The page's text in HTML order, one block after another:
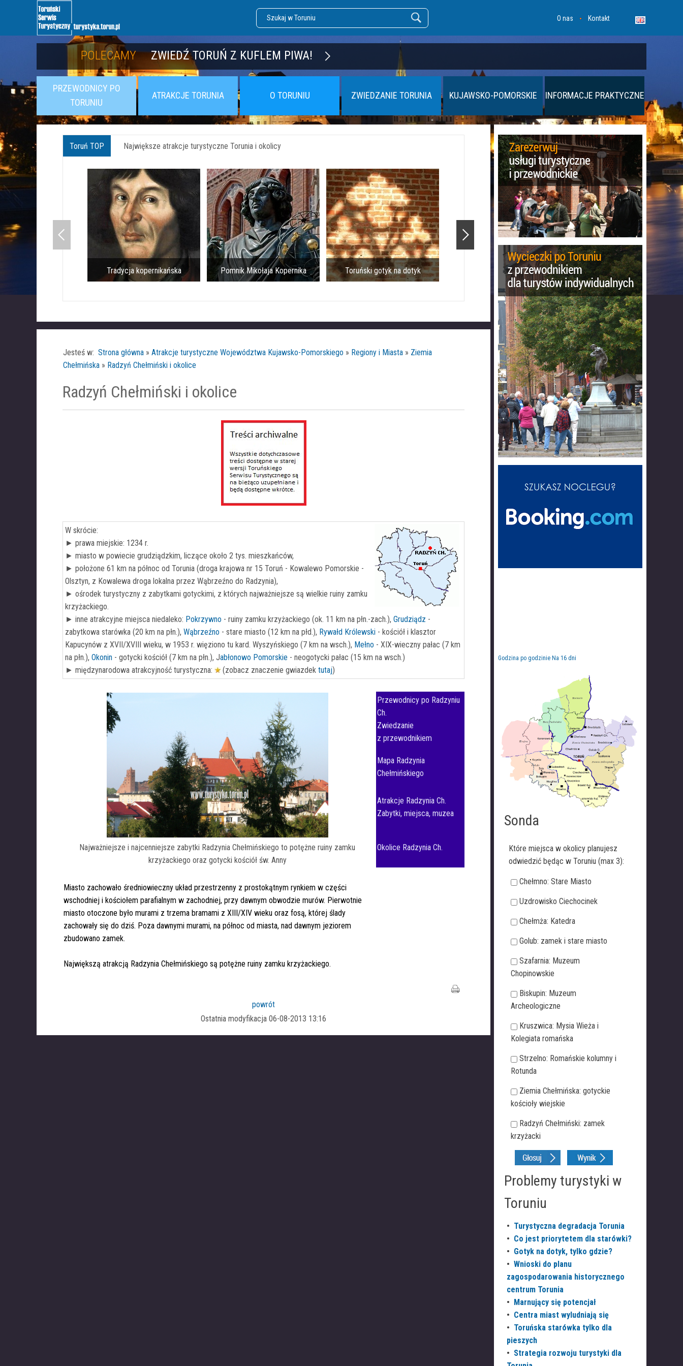
O nas Kontakt
POLECAMY ZWIEDŹ TORUŃ Z KUFLEM PIWA!
POLECAMY POZNAJ TWIERDZĘ TORUŃ
PRZEWODNICY PO
TORUNIU
ATRAKCJE TORUNIA O TORUNIU ZWIEDZANIE TORUNIA KUJAWSKO-POMORSKIE INFORMACJE PRAKTYCZNE
Toruń TOP Największe atrakcje turystyczne Torunia i okolicy
Tradycja kopernikańska Pomnik Mikołaja Kopernika Toruński gotyk na dotyk Ratusz Staromiejski Katedra Świętojańska
Jesteś w: Strona główna » Atrakcje turystyczne Województwa Kujawsko-Pomorskiego » Regiony i Miasta » Ziemia
Chełmińska » Radzyń Chełmiński i okolice
Radzyń Chełmiński i okolice
W skrócie:
► prawa miejskie: 1234 r.
► miasto w powiecie grudziądzkim, liczące około 2 tys. mieszkańców,
► położone 61 km na północ od Torunia (droga krajowa nr 15 Toruń - Kowalewo Pomorskie -
Olsztyn, z Kowalewa droga lokalna przez Wąbrzeźno do Radzynia),
► ośrodek turystyczny z zabytkami gotyckimi, z których najważniejsze są wielkie ruiny zamku
krzyżackiego.
► inne atrakcyjne miejsca niedaleko: Pokrzywno - ruiny zamku krzyżackiego (ok. 11 km na płn.-zach.), Grudziądz -
zabytkowa starówka (20 km na płn.), Wąbrzeźno - stare miasto (12 km na płd.), Rywałd Królewski - kościół i klasztor
Kapucynów z XVII/XVIII wieku, w 1953 r. więziono tu kard. Wyszyńskiego (7 km na wsch.), Mełno - XIX-wieczny pałac (7 km
na płn.), Okonin - gotycki kościół (7 km na płn.), Jabłonowo Pomorskie - neogotycki pałac (15 km na wsch.)
► międzynarodowa atrakcyjność turystyczna:
(zobacz znaczenie gwiazdek tutaj)
Najważniejsze i najcenniejsze zabytki Radzynia Chełmińskiego to potężne ruiny zamku
krzyżackiego oraz gotycki kościół św. Anny
Przewodnicy po Radzyniu
Ch.
Zwiedzanie
z przewodnikiem
Mapa Radzynia
Chełmińskiego
Atrakcje Radzynia Ch.
Zabytki, miejsca, muzea
Okolice Radzynia Ch.
Miasto zachowało średniowieczny układ przestrzenny z prostokątnym rynkiem w części
wschodniej i kościołem parafialnym w zachodniej, przy dawnym obwodzie murów. Pierwotnie
miasto otoczone było murami z trzema bramami z XIII/XIV wieku oraz fosą, której ślady
zachowały się do dziś. Poza dawnymi murami, na północ od miasta, nad dawnym jeziorem
zbudowano zamek.
Największą atrakcją Radzynia Chełmińskiego są potężne ruiny zamku krzyżackiego.
powrót
Ostatnia modyfikacja 06-08-2013 13:16
Godzina po godzinie Na 16 dni
Sonda
Które miejsca w okolicy planujesz
odwiedzić będąc w Toruniu (max 3):
Chełmno: Stare Miasto
Uzdrowisko Ciechocinek
Chełmża: Katedra
Golub: zamek i stare miasto
Szafarnia: Muzeum
Chopinowskie
Biskupin: Muzeum
Archeologiczne
Kruszwica: Mysia Wieża i
Kolegiata romańska
Strzelno: Romańskie kolumny i
Rotunda
Ziemia Chełmińska: gotyckie
kościoły wiejskie
Radzyń Chełmiński: zamek
krzyżacki
Problemy turystyki w
Toruniu
• Turystyczna degradacja Torunia
• Co jest priorytetem dla starówki?
• Gotyk na dotyk, tylko gdzie?
• Wnioski do planu
zagospodarowania historycznego
centrum Torunia
•
Marnujący się potencjał
• Centra miast wyludniają się
• Toruńska starówka tylko dla
pieszych
• Strategia rozwoju turystyki dla